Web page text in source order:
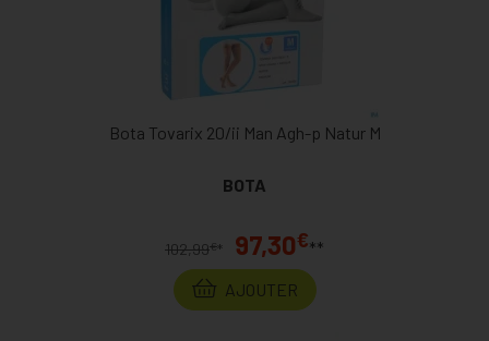
Bota Tovarix 20/ii Man Agh-p Natur M
BOTA
102,99€* 97,30€**
AJOUTER